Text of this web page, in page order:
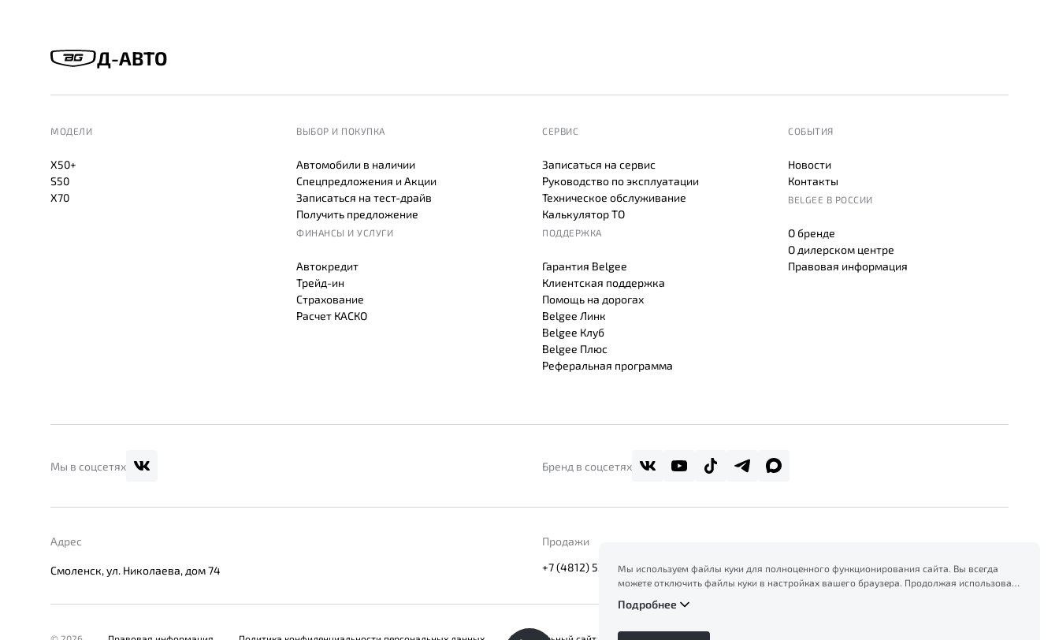
Д-АВТО
МОДЕЛИ
X50+
S50
X70
ВЫБОР И ПОКУПКА
Автомобили в наличии
Спецпредложения и Акции
Записаться на тест-драйв
Получить предложение
ФИНАНСЫ И УСЛУГИ
Автокредит
Трейд-ин
Страхование
Расчет КАСКО
СЕРВИС
Записаться на сервис
Руководство по эксплуатации
Техническое обслуживание
Калькулятор ТО
ПОДДЕРЖКА
Гарантия Belgee
Клиентская поддержка
Помощь на дорогах
Belgee Линк
Belgee Клуб
Belgee Плюс
Реферальная программа
СОБЫТИЯ
Новости
Контакты
BELGEE В РОССИИ
О бренде
О дилерском центре
Правовая информация
Мы в соцсетях Бренд в соцсетях
Адрес
Смоленск, ул. Николаева, дом 74
Продажи
+7 (4812) 53-53-53Мы используем файлы куки для полноценного функционирования сайта. Вы всегда
можете отключить файлы куки в настройках вашего браузера. Продолжая использовать
ознакомление с информацией по сбору, использованию и возможной блокировке
Подробнее